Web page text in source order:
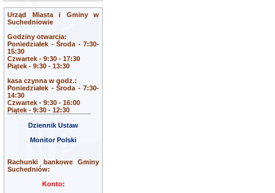
Urząd Miasta i Gminy w
Suchedniowie
Godziny otwarcia:
Poniedziałek - Środa - 7:30-
15:30
Czwartek - 9:30 - 17:30
Piątek - 9:30 - 13:30
kasa czynna w godz.:
Poniedziałek - Środa - 7:30-
14:30
Czwartek - 9:30 - 16:00
Piątek - 9:30 - 12:30
Dziennik Ustaw
Monitor Polski
Rachunki bankowe Gminy
Suchedniów:
Konto: